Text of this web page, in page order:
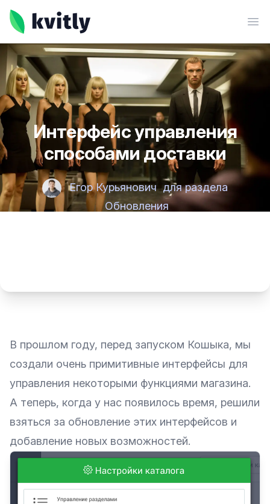
kvitly
Интерфейс управления
способами доставки
Егор Курьяновичдля раздела
Обновления
В прошлом году, перед запуском Кошыка, мы
создали очень примитивные интерфейсы для
управления некоторыми функциями магазина.
А теперь, когда у нас появилось время, решили
взяться за обновление этих интерфейсов и
добавление новых возможностей.